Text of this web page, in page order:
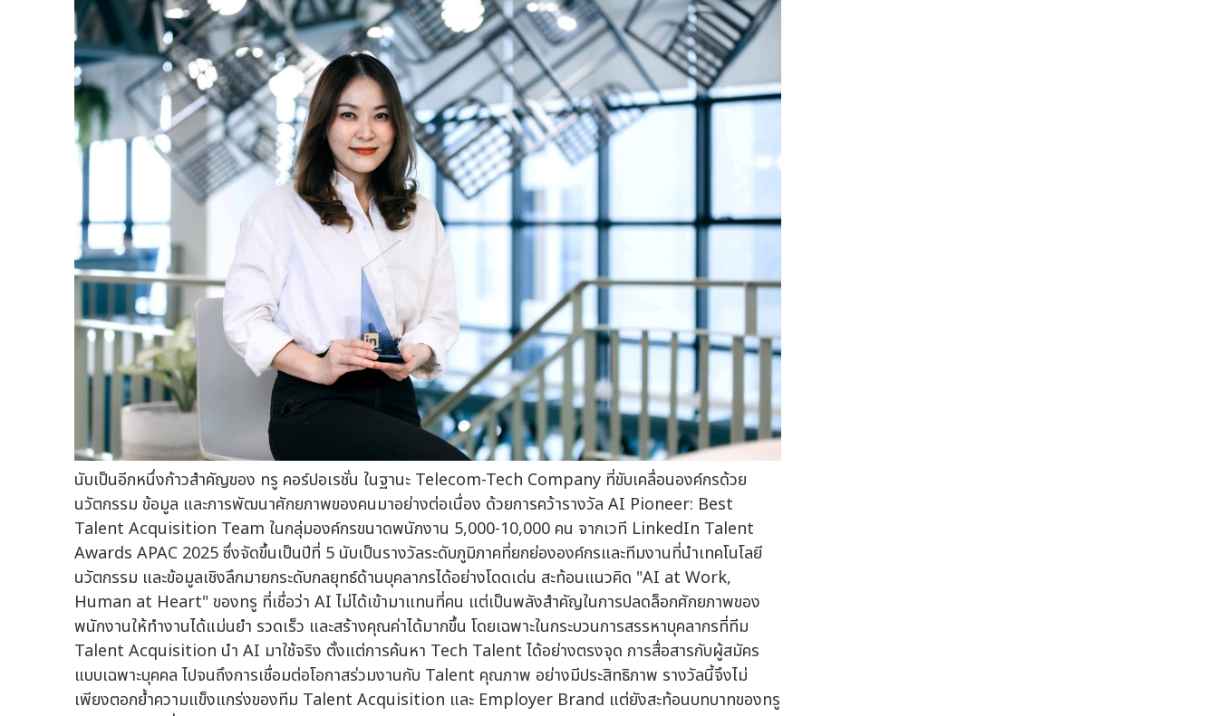
นับเป็นอีกหนึ่งก้าวสำคัญของ ทรู คอร์ปอเรชั่น ในฐานะ Telecom-Tech Company ที่ขับเคลื่อนองค์กรด้วย
นวัตกรรม ข้อมูล และการพัฒนาศักยภาพของคนมาอย่างต่อเนื่อง ด้วยการคว้ารางวัล AI Pioneer: Best
Talent Acquisition Team ในกลุ่มองค์กรขนาดพนักงาน 5,000-10,000 คน จากเวที LinkedIn Talent
Awards APAC 2025 ซึ่งจัดขึ้นเป็นปีที่ 5 นับเป็นรางวัลระดับภูมิภาคที่ยกย่ององค์กรและทีมงานที่นำเทคโนโลยี
นวัตกรรม และข้อมูลเชิงลึกมายกระดับกลยุทธ์ด้านบุคลากรได้อย่างโดดเด่น สะท้อนแนวคิด "AI at Work,
Human at Heart" ของทรู ที่เชื่อว่า AI ไม่ได้เข้ามาแทนที่คน แต่เป็นพลังสำคัญในการปลดล็อกศักยภาพของ
พนักงานให้ทำงานได้แม่นยำ รวดเร็ว และสร้างคุณค่าได้มากขึ้น โดยเฉพาะในกระบวนการสรรหาบุคลากรที่ทีม
Talent Acquisition นำ AI มาใช้จริง ตั้งแต่การค้นหา Tech Talent ได้อย่างตรงจุด การสื่อสารกับผู้สมัคร
แบบเฉพาะบุคคล ไปจนถึงการเชื่อมต่อโอกาสร่วมงานกับ Talent คุณภาพ อย่างมีประสิทธิภาพ รางวัลนี้จึงไม่
เพียงตอกย้ำความแข็งแกร่งของทีม Talent Acquisition และ Employer Brand แต่ยังสะท้อนบทบาทของทรู